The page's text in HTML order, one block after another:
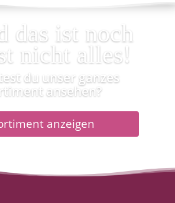
das ist noch
nicht alles!
du unser ganzes
ansehen?
anzeigen